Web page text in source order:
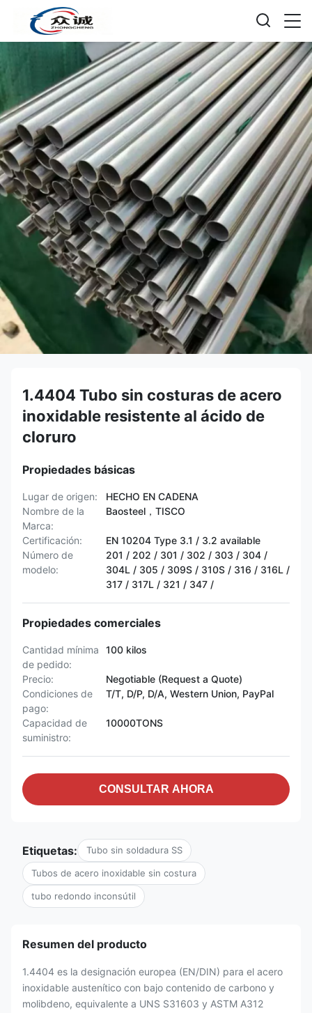
1.4404 Tubo sin costuras de acero
inoxidable resistente al ácido de
cloruro
Propiedades básicas
Lugar de origen:
HECHO EN CADENA
Nombre de la
Marca:
Baosteel，TISCO
Certificación:
EN 10204 Type 3.1 / 3.2 available
Número de
modelo:
201 / 202 / 301 / 302 / 303 / 304 /
304L / 305 / 309S / 310S / 316 / 316L /
317 / 317L / 321 / 347 /
Propiedades comerciales
Cantidad mínima
de pedido:
100 kilos
Precio:
Negotiable (Request a Quote)
Condiciones de
pago:
T/T, D/P, D/A, Western Union, PayPal
Capacidad de
suministro:
10000TONS
CONSULTAR AHORA
Etiquetas: Tubo sin soldadura SS
Tubos de acero inoxidable sin costura
tubo redondo inconsútil
Resumen del producto
1.4404 es la designación europea (EN/DIN) para el acero
inoxidable austenítico con bajo contenido de carbono y
molibdeno, equivalente a UNS S31603 y ASTM A312